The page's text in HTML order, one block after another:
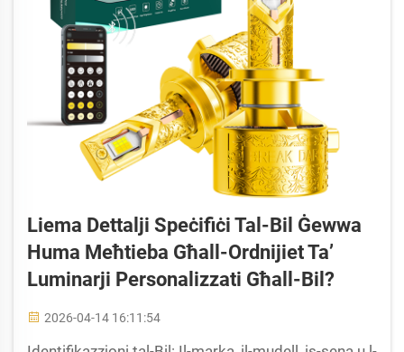
Liema Dettalji Speċifiċi Tal-Bil Ġewwa
Huma Meħtieba Għall-Ordnijiet Ta’
Luminarji Personalizzati Għall-Bil?
2026-04-14 16:11:54